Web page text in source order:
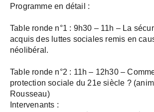
Programme en détail :
Table ronde n°1 : 9h30 – 11h – La
acquis des luttes sociales remis en
néolibéral.
Table ronde n°2 : 11h – 12h30 –
protection sociale du 21e siècle ?
Rousseau)
Intervenants :